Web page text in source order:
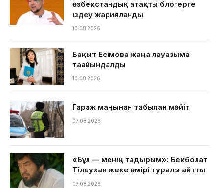
өзбекстандық атақты блогерге
іздеу жарияланды
10.08.2026
Бақыт Есімова жаңа лауазымға
тағайындалды
10.08.2026
Гараж маңынан табылған мәйіт
07.08.2026
«Бұл — менің тағдырым»: Бекболат
Тілеухан жеке өмірі туралы айтты
07.08.2026